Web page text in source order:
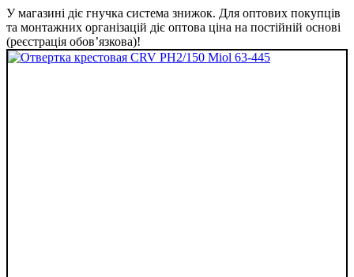
У магазині діє гнучка система знижок. Для оптових покупців
та монтажних організацій діє оптова ціна на постійній основі
(реєстрація обов’язкова)!